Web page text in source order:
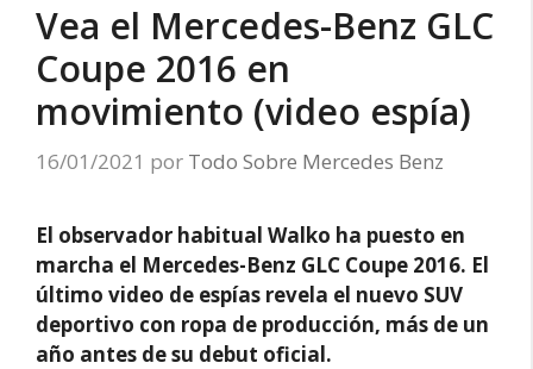
Vea el Mercedes-Benz GLC
Coupe 2016 en
movimiento (video espía)
16/01/2021 por Todo Sobre Mercedes Benz
El observador habitual Walko ha puesto en
marcha el Mercedes-Benz GLC Coupe 2016. El
último video de espías revela el nuevo SUV
deportivo con ropa de producción, más de un
año antes de su debut oficial.